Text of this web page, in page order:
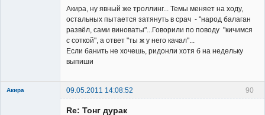
Акира, ну явный же троллинг... Темы меняет на ходу,
остальных пытается затянуть в срач - "народ балаган
развёл, сами виноваты"...Говорили по поводу "кичимся
с соткой", а ответ "ты ж у него качал"...
Если банить не хочешь, ридонли хотя б на недельку
выпиши
90
Акира 09.05.2011 14:08:52
Re: Тонг дурак